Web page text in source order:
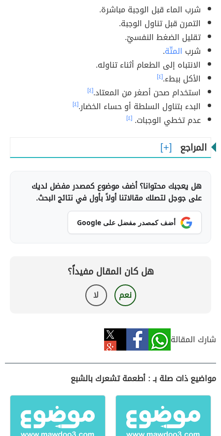
شرب الماء قبل الوجبة مباشرة.
التمرن قبل تناول الوجبة.
تقليل الضغط النفسيّ.
شرب المتّة.
الانتباه إلى الطعام أثناء تناوله.
الأكل ببطء.[٤]
استخدام صحن أصغر من المعتاد.[٤]
البدء بتناول السلطة أو حساء الخضار.[٤]
عدم تخطي الوجبات. [٤]
المراجع
هل يعجبك محتوانا؟ أضف موضوع كمصدر مفضل لديك
على جوجل لتصلك مقالاتنا أولاً بأول في نتائج البحث.
أضف كمصدر مفضل على Google
هل كان المقال مفيداً؟
نعم لا
شارك المقالة
مواضيع ذات صلة بـ : أطعمة تشعرك بالشبع